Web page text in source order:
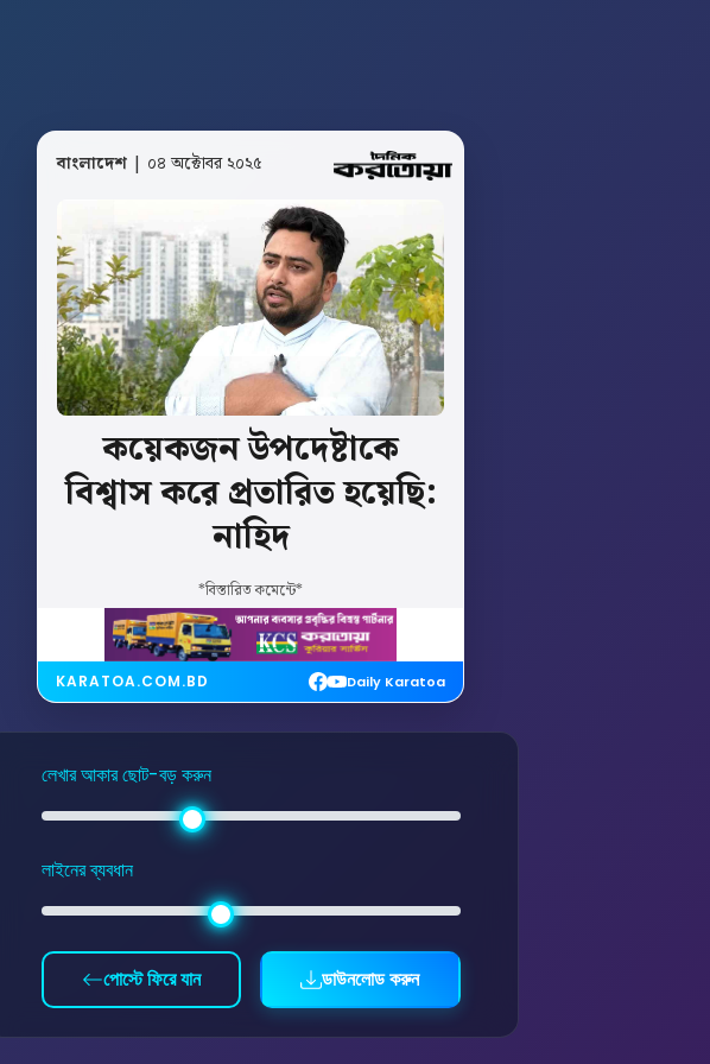
বাংলাদেশ | ০৪ অক্টোবর ২০২৫
কয়েকজনউপদেষ্টাকে
বিশ্বাসকরেপ্রতারিতহয়েছি:
নাহিদ
*বিস্তারিত কমেন্টে*
KARATOA.COM.BD Daily Karatoa
লেখার আকার ছোট-বড় করুন
লাইনের ব্যবধান
পোস্টে ফিরে যান ডাউনলোড করুন